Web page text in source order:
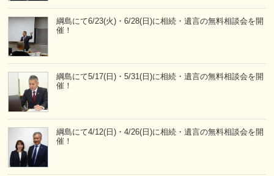
綱島にて6/23(火)・6/28(日)に相続・遺言の無料相談会を開
催！
綱島にて5/17(日)・5/31(日)に相続・遺言の無料相談会を開
催！
綱島にて4/12(日)・4/26(日)に相続・遺言の無料相談会を開
催！